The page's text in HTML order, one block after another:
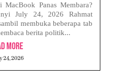
Panas Membara?
July 24, 2026 Rahmat
membuka beberapa tab
berita politik...
More
24, 2026